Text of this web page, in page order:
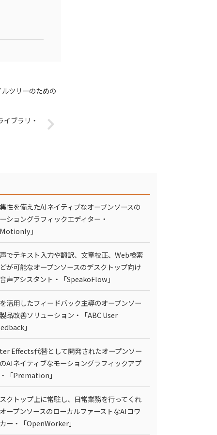
ツリーのための
ブラリ・
性を備えたAIネイティブなオープンソースの
ショングラフィックエディター・
」
でテキスト入力や翻訳、文章校正、Web検索
が可能なオープンソースのデスクトップ向け
声アシスタント・「SpeakoFlow」
活用したフィードバック主導のオープンソー
品改善ソリューション・「ABC User
」
Effects代替として開発されたオープンソー
AIネイティブなモーショングラフィックアプ
「Premation」
クトップ上に常駐し、日常業務を行ってくれ
ープンソースのローカルファーストなAIコワ
ー・「OpenWorker」